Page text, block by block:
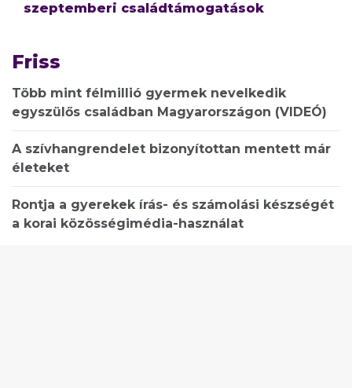
szeptemberi családtámogatások
Friss
Több mint félmillió gyermek nevelkedik
egyszülős családban Magyarországon (VIDEÓ)
A szívhangrendelet bizonyítottan mentett már
életeket
Rontja a gyerekek írás- és számolási készségét
a korai közösségimédia-használat